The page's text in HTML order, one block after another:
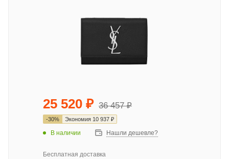
25 520 ₽ 36 457₽
-30% Экономия 10 937 ₽
В наличии Нашли дешевле?
Бесплатная доставка